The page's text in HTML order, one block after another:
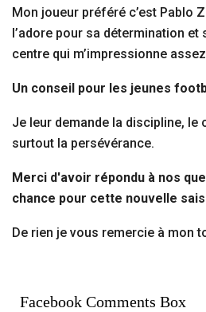
Mon joueur préféré c’est Pablo
l’adore pour sa détermination et
centre qui m’impressionne
Un conseil pour les jeunes
Je leur demande la discipline, le
surtout la persévérance.
Merci d'avoir répondu à nos
chance pour cette nouvelle
De rien je vous remercie à mon
Facebook Comments Box